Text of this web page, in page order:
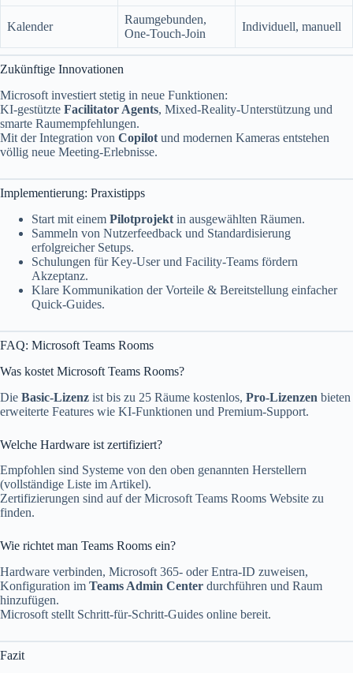
Kalender
Raumgebunden,
One-Touch-Join
Individuell, manuell
Zukünftige Innovationen
Microsoft investiert stetig in neue Funktionen:
KI-gestützte Facilitator Agents, Mixed-Reality-Unterstützung und
smarte Raumempfehlungen.
Mit der Integration von Copilot und modernen Kameras entstehen
völlig neue Meeting-Erlebnisse.
Implementierung: Praxistipps
Start mit einem Pilotprojekt in ausgewählten Räumen.
Sammeln von Nutzerfeedback und Standardisierung
erfolgreicher Setups.
Schulungen für Key-User und Facility-Teams fördern
Akzeptanz.
Klare Kommunikation der Vorteile & Bereitstellung einfacher
Quick-Guides.
FAQ: Microsoft Teams Rooms
Was kostet Microsoft Teams Rooms?
Die Basic-Lizenz ist bis zu 25 Räume kostenlos, Pro-Lizenzen bieten
erweiterte Features wie KI-Funktionen und Premium-Support.
Welche Hardware ist zertifiziert?
Empfohlen sind Systeme von den oben genannten Herstellern
(vollständige Liste im Artikel).
Zertifizierungen sind auf der Microsoft Teams Rooms Website zu
finden.
Wie richtet man Teams Rooms ein?
Hardware verbinden, Microsoft 365- oder Entra-ID zuweisen,
Konfiguration im Teams Admin Center durchführen und Raum
hinzufügen.
Microsoft stellt Schritt-für-Schritt-Guides online bereit.
Fazit